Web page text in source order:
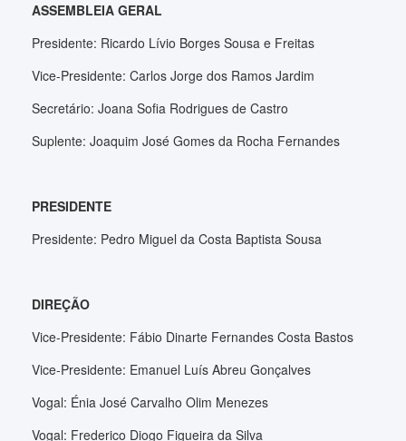
ASSEMBLEIA GERAL
Presidente: Ricardo Lívio Borges Sousa e Freitas
Vice-Presidente: Carlos Jorge dos Ramos Jardim
Secretário: Joana Sofia Rodrigues de Castro
Suplente: Joaquim José Gomes da Rocha Fernandes
PRESIDENTE
Presidente: Pedro Miguel da Costa Baptista Sousa
DIREÇÃO
Vice-Presidente: Fábio Dinarte Fernandes Costa Bastos
Vice-Presidente: Emanuel Luís Abreu Gonçalves
Vogal: Énia José Carvalho Olim Menezes
Vogal: Frederico Diogo Figueira da Silva